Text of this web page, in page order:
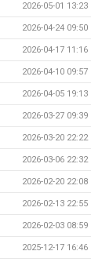
2026-05-01 13:23
2026-04-24 09:50
2026-04-17 11:16
2026-04-10 09:57
2026-04-05 19:13
2026-03-27 09:39
2026-03-20 22:22
2026-03-06 22:32
2026-02-20 22:08
2026-02-13 22:55
2026-02-03 08:59
2025-12-17 16:46